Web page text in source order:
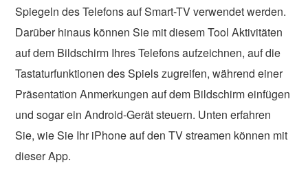
Spiegeln des Telefons auf Smart-TV verwendet werden.
Darüber hinaus können Sie mit diesem Tool Aktivitäten
auf dem Bildschirm Ihres Telefons aufzeichnen, auf die
Tastaturfunktionen des Spiels zugreifen, während einer
Präsentation Anmerkungen auf dem Bildschirm einfügen
und sogar ein Android-Gerät steuern. Unten erfahren
Sie, wie Sie Ihr iPhone auf den TV streamen können mit
dieser App.